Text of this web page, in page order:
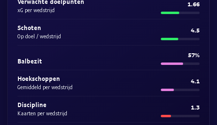
xG per wedstrijd
1.66
Schoten
Op doel / wedstrijd
4.5
Balbezit
57%
Hoekschoppen
Gemiddeld per wedstrijd
4.1
Discipline
Kaarten per wedstrijd
1.3